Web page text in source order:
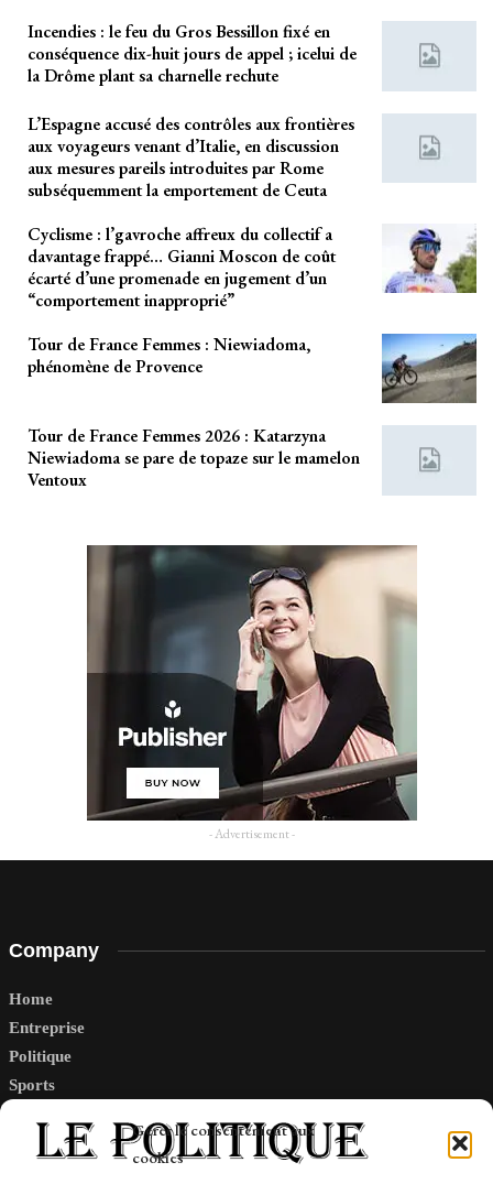
Gérer le consentement aux
cookies
Incendies : le feu du Gros Bessillon fixé en
conséquence dix-huit jours de appel ; icelui de
la Drôme plant sa charnelle rechute
L’Espagne accusé des contrôles aux frontières
aux voyageurs venant d’Italie, en discussion
aux mesures pareils introduites par Rome
subséquemment la emportement de Ceuta
Cyclisme : l’gavroche affreux du collectif a
davantage frappé… Gianni Moscon de coût
écarté d’une promenade en jugement d’un
“comportement inapproprié”
Tour de France Femmes : Niewiadoma,
phénomène de Provence
Tour de France Femmes 2026 : Katarzyna
Niewiadoma se pare de topaze sur le mamelon
Ventoux
- Advertisement -
Company
Home
Entreprise
Politique
Sports